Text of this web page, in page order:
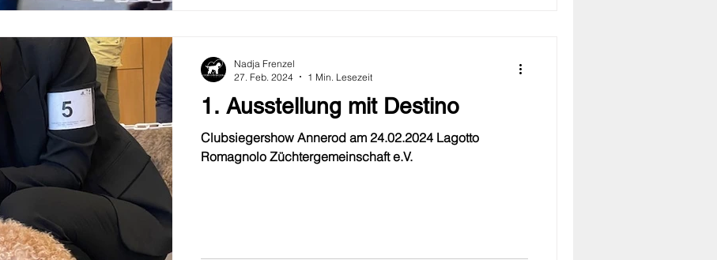
1. Ausstellung mit Destino
Clubsiegershow Annerod am 24.02.2024 Lagotto
Romagnolo Züchtergemeinschaft e.V.
Nadja Frenzel
27. Feb. 2024
1 Min. Lesezeit